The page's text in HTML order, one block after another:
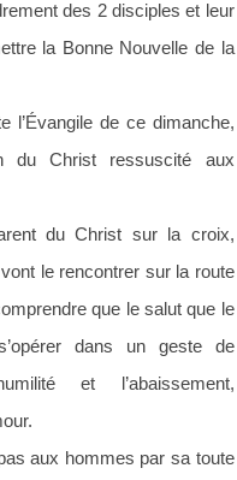
des 2 disciples et leur
la Bonne Nouvelle de la
de ce dimanche,
du Christ ressuscité aux
du Christ sur la croix,
le rencontrer sur la route
que le salut que le
dans un geste de
et l’abaissement,
aux hommes par sa toute